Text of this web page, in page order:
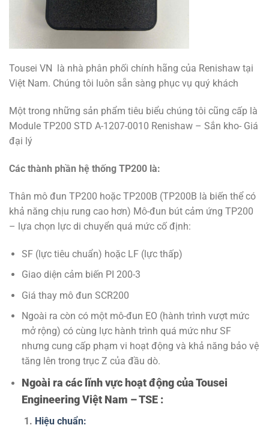
Tousei VN là nhà phân phối chính hãng của Renishaw tại
Việt Nam. Chúng tôi luôn sẵn sàng phục vụ quý khách
Một trong những sản phẩm tiêu biểu chúng tôi cũng cấp là
Module TP200 STD A-1207-0010 Renishaw – Sắn kho- Giá
đại lý
Các thành phần hệ thống TP200 là:
Thân mô đun TP200 hoặc TP200B (TP200B là biến thể có
khả năng chịu rung cao hơn) Mô-đun bút cảm ứng TP200
– lựa chọn lực di chuyển quá mức cố định:
SF (lực tiêu chuẩn) hoặc LF (lực thấp)
Giao diện cảm biến PI 200-3
Giá thay mô đun SCR200
Ngoài ra còn có một mô-đun EO (hành trình vượt mức
mở rộng) có cùng lực hành trình quá mức như SF
nhưng cung cấp phạm vi hoạt động và khả năng bảo vệ
tăng lên trong trục Z của đầu dò.
Ngoài ra các lĩnh vực hoạt động của Tousei
Engineering Việt Nam – TSE :
1. Hiệu chuẩn: